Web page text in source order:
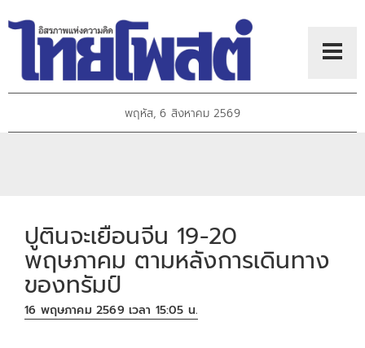
พฤหัส, 6 สิงหาคม 2569
ปูตินจะเยือนจีน 19-20
พฤษภาคม ตามหลังการเดินทาง
ของทรัมป์
16 พฤษภาคม 2569 เวลา 15:05 น.